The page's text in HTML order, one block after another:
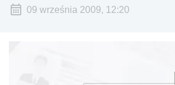
09 września 2009, 12:20